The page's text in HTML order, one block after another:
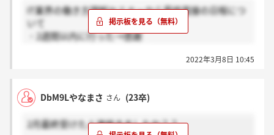
IT業界の働き方理解セミナーから最終面接の日程につ
いて
・2週間以内に行った→感謝
2022年3月8日 10:45
DbM9Lやなまさ さん (23卒)
2月最終受けた人連絡きましたか？？